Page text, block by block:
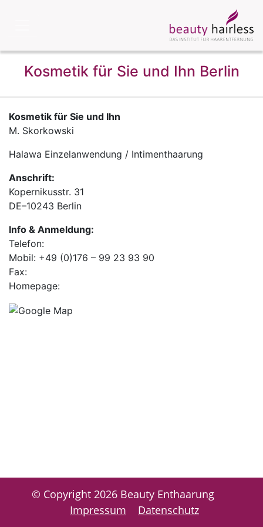
Kosmetik für Sie und Ihn Berlin
Kosmetik für Sie und Ihn
M. Skorkowski
Halawa Einzelanwendung / Intimenthaarung
Anschrift:
Kopernikusstr. 31
DE–10243 Berlin
Info & Anmeldung:
Telefon:
Mobil: +49 (0)176 – 99 23 93 90
Fax:
Homepage:
© Copyright 2026 Beauty Enthaarung
Impressum
Datenschutz